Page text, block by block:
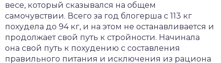
весе, который сказывался на общем
самочувствии. Всего за год блогерша с 113 кг
похудела до 94 кг, и на этом не останавливается и
продолжает свой путь к стройности. Начинала
она свой путь к похудению с составления
правильного питания и исключения из рациона